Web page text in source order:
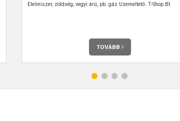
Élelmiszer, zöldség, vegyi árú, pb. gáz Üzemeltető: T-Shop Bt.
TOVÁBB